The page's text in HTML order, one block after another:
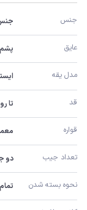
جنس
عایق
مدل یقه
قد تا
قواره
تعداد جیب دو
نحوه بسته شدن